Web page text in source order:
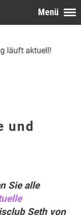
Menü
aktuell!
und
Sie alle
Seth von